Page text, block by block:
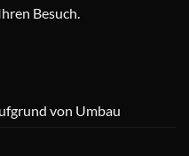
Besuch.
von Umbau